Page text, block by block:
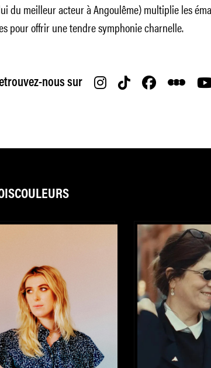
du meilleur acteur à Angoulême) multiplie les
pour offrir une tendre symphonie charnelle.
nous sur